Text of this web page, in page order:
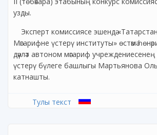
узды.
Эксперт комиссиясе эшендә
Мәгарифне үстерү институты» өстәмә
дәүләт автоном мәгариф
үстерү бүлеге башлыгы Мартьянова
катнашты.
Тулы текст